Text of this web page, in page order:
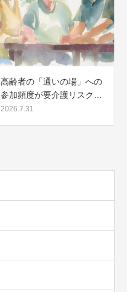
高齢者の「通いの場」への
参加頻度が要介護リスク…
2026.7.31